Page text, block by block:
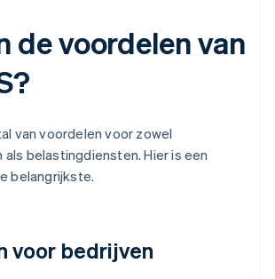
de voordelen van
van voordelen voor zowel
als belastingdiensten. Hier is een
belangrijkste.
voor bedrijven